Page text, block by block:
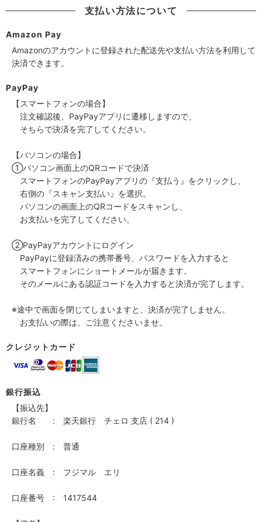
支払い方法について
Amazon Pay
Amazonのアカウントに登録された配送先や支払い方法を利用して
決済できます。
PayPay
【スマートフォンの場合】
注文確認後、PayPayアプリに遷移しますので、
そちらで決済を完了してください。
【パソコンの場合】
①パソコン画面上のQRコードで決済
スマートフォンのPayPayアプリの『支払う』をクリックし、
右側の『スキャン支払い』を選択。
パソコンの画面上のQRコードをスキャンし、
お支払いを完了してください。
②PayPayアカウントにログイン
PayPayに登録済みの携帯番号、パスワードを入力すると
スマートフォンにショートメールが届きます。
そのメールにある認証コードを入力すると決済が完了します。
※途中で画面を閉じてしまいますと、決済が完了しません。
お支払いの際は、ご注意くださいませ。
クレジットカード
銀行振込
【振込先】
銀行名 : 楽天銀行 チェロ 支店 ( 214 )
口座種別 : 普通
口座名義 : フジマル エリ
口座番号 : 1417544